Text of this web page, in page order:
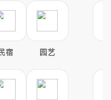
宿 园艺